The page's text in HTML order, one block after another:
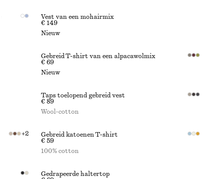
Vest van een mohairmix
€ 149
Nieuw
Gebreid T-shirt van een alpacawolmix
€ 69
Nieuw
Taps toelopend gebreid vest
€ 89
Wool-cotton
+2
Gebreid katoenen T-shirt
€ 59
100% cotton
Gedrapeerde haltertop